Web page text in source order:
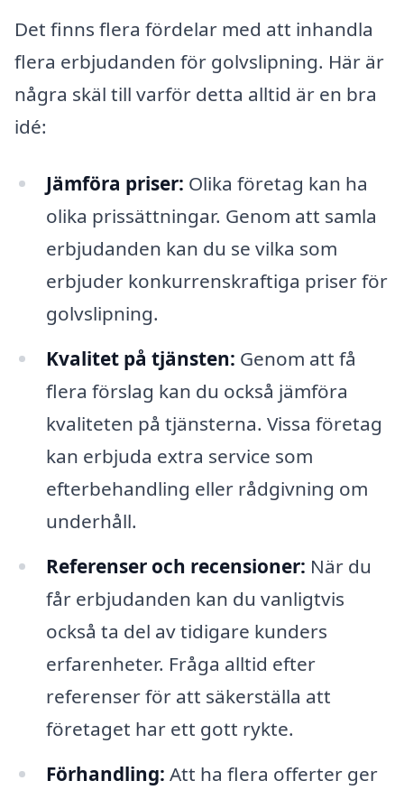
Det finns flera fördelar med att inhandla
flera erbjudanden för golvslipning. Här är
några skäl till varför detta alltid är en bra
idé:
Jämföra priser: Olika företag kan ha
olika prissättningar. Genom att samla
erbjudanden kan du se vilka som
erbjuder konkurrenskraftiga priser för
golvslipning.
Kvalitet på tjänsten: Genom att få
flera förslag kan du också jämföra
kvaliteten på tjänsterna. Vissa företag
kan erbjuda extra service som
efterbehandling eller rådgivning om
underhåll.
Referenser och recensioner: När du
får erbjudanden kan du vanligtvis
också ta del av tidigare kunders
erfarenheter. Fråga alltid efter
referenser för att säkerställa att
företaget har ett gott rykte.
Förhandling: Att ha flera offerter ger